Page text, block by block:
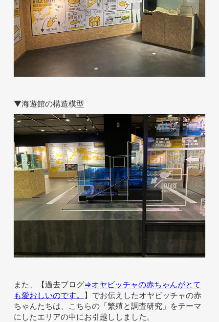
▼海遊館の構造模型
また、【過去ブログ⇒オヤビッチャの赤ちゃんがとて
も愛おしいのです。 】でお伝えしたオヤビッチャの赤
ちゃんたちは、こちらの「繁殖と調査研究」をテーマ
にしたエリアの中にお引越ししました。